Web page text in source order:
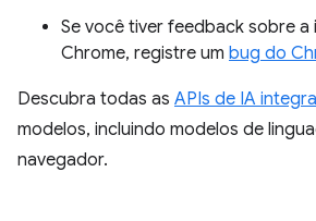
Se você tiver feedback sobre a
Chrome, registre um bug do
Descubra todas as APIs de IA
modelos, incluindo modelos de
navegador.